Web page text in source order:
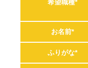
希望職種*
お名前*
ふりがな*